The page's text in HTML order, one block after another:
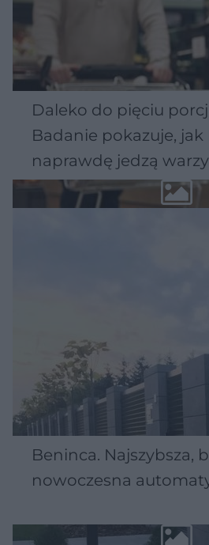
Daleko do pięciu
Badanie pokazuje, jak
naprawdę jedzą
Beninca. Najszybsza,
nowoczesna